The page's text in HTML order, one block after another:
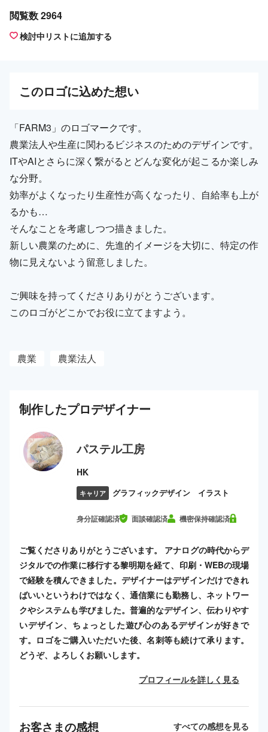
閲覧数 2964
検討中リストに追加する
このロゴに込めた想い
「FARM3」のロゴマークです。
農業法人や生産に関わるビジネスのためのデザインです。
ITやAIとさらに深く繋がるとどんな変化が起こるか楽しみ
な分野。
効率がよくなったり生産性が高くなったり、自給率も上が
るかも…
そんなことを考慮しつつ描きました。
新しい農業のために、先進的イメージを大切に、特定の作
物に見えないよう留意しました。
ご興味を持ってくださりありがとうございます。
このロゴがどこかでお役に立てますよう。
農業 農業法人
制作したプロデザイナー
パステル工房
HK
キャリア グラフィックデザイン イラスト
身分証確認済 面談確認済 機密保持確認済
ご覧くださりありがとうございます。 アナログの時代からデ
ジタルでの作業に移行する黎明期を経て、印刷・WEBの現場
で経験を積んできました。デザイナーはデザインだけできれ
ばいいというわけではなく、通信業にも勤務し、ネットワー
クやシステムも学びました。普遍的なデザイン、伝わりやす
いデザイン、ちょっとした遊び心のあるデザインが好きで
す。ロゴをご購入いただいた後、名刺等も続けて承ります。
どうぞ、よろしくお願いします。
プロフィールを詳しく見る
お客さまの感想 すべての感想を見る